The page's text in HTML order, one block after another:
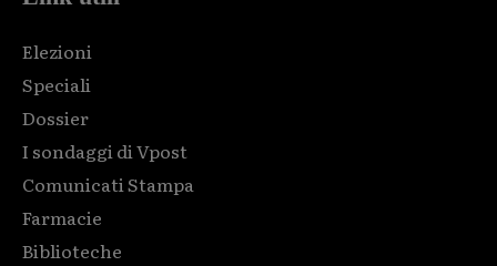
Elezioni
Speciali
Dossier
I sondaggi di Vpost
Comunicati Stampa
Farmacie
Biblioteche